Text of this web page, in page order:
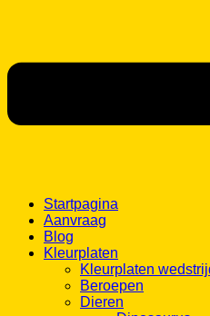
Aanvraag
Blog
Kleurplaten
Kleurplaten wedstrijd
Beroepen
Dieren
Dinosaurus